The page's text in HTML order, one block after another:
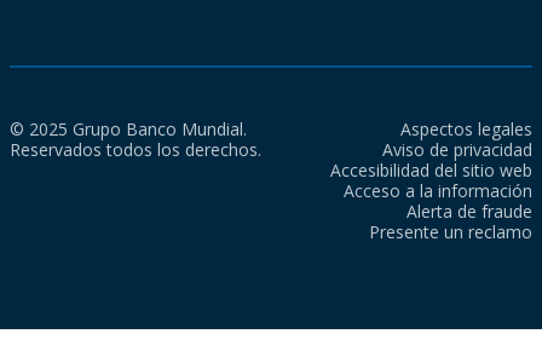
© 2025 Grupo Banco Mundial.
Reservados todos los derechos.
Aspectos legales
Aviso de privacidad
Accesibilidad del sitio web
Acceso a la información
Alerta de fraude
Presente un reclamo